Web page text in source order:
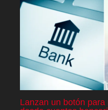
Lanzan un botón